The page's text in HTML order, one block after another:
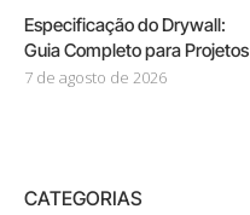
Especificação do Drywall:
Guia Completo para Projetos
7 de agosto de 2026
CATEGORIAS